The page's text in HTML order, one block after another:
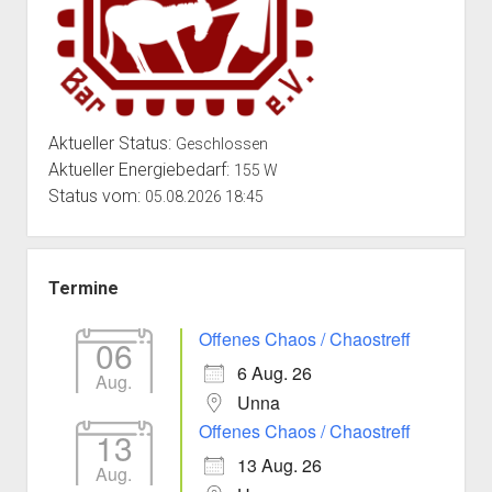
Aktueller Status: Geschlossen
Aktueller Energiebedarf: 155 W
Status vom: 05.08.2026 18:45
Termine
06
Aug.
Offenes Chaos / Chaostreff
6 Aug. 26
Unna
13
Aug.
Offenes Chaos / Chaostreff
13 Aug. 26